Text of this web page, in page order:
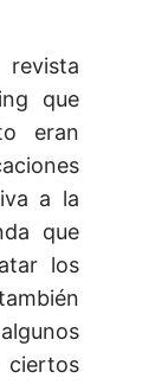
que
eran
a la
que
los